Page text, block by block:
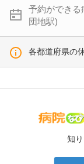
予約ができる
団地駅)
各都道府県の
知